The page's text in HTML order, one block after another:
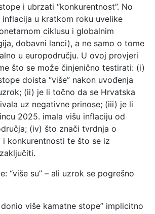
i ubrzati “konkurentnost”. No
u kratkom roku uvelike
ciklusu i globalnim
dobavni lanci), a ne samo o tome
u europodručju. U ovoj provjeri
što se može činjenično testirati: (i)
doista “više” nakon uvođenja
(ii) je li točno da se Hrvatska
uz negativne prinose; (iii) je li
2025. imala višu inflaciju od
(iv) što znači tvrdnja o
i konkurentnosti te što se iz
“više su” – ali uzrok se pogrešno
više kamatne stope” implicitno